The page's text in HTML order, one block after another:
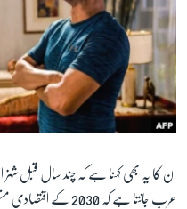
ان کا یہ بھی کہنا ہے کہ چند سال قبل
عرب جانتا ہے کہ